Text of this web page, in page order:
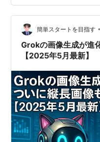
#沢田研二 #1分でアー
簡単スタートを目指す •
Grokの画像生成が進
【2025年5月最新】